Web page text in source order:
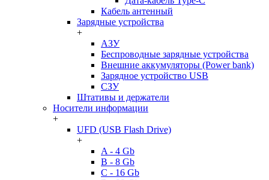
Кабель антенный
Зарядные устройства
+
АЗУ
Беспроводные зарядные устройства
Внешние аккумуляторы (Power bank)
Зарядное устройство USB
СЗУ
Штативы и держатели
Носители информации
+
UFD (USB Flash Drive)
+
A - 4 Gb
B - 8 Gb
C - 16 Gb